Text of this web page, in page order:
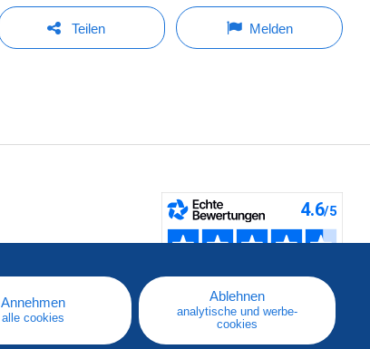
Teilen Melden
Annehmen
alle cookies
Ablehnen
analytische und werbe-
cookies